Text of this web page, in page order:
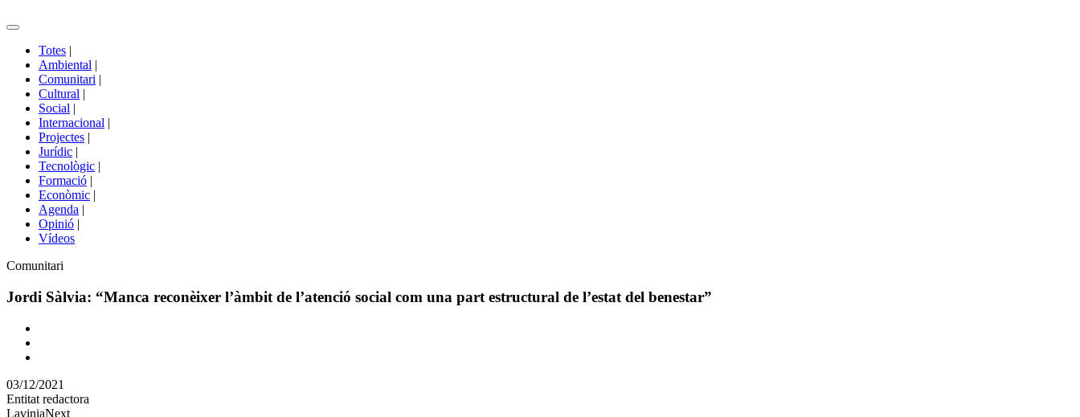
Commutador
portals
Totes |
Ambiental |
Comunitari |
Cultural |
Social |
Internacional |
Projectes |
Jurídic |
Tecnològic |
Formació |
Econòmic |
Agenda |
Opinió |
Vídeos
Àmbit
la
Comunitari
Jordi Sàlvia: “Manca reconèixer l’àmbit de l’atenció social com una part estructural de l’estat del benestar”
Comparteix
altres
xarxes
03/12/2021
Entitat redactora
LaviniaNext